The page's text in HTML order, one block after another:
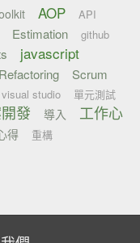
AOP API
Estimation github
javascript
Refactoring Scrum
visual studio 單元測試
發 導入
工作心
得 重構